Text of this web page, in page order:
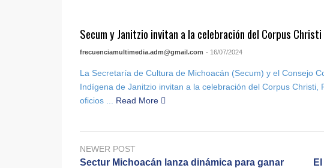
Secum y Janitzio invitan a la celebración del Corpus
frecuenciamultimedia.adm@gmail.com - 16/07/2024
La Secretaría de Cultura de Michoacán (Secum) y el Consejo
Indígena de Janitzio invitan a la celebración del Corpus Christi,
oficios ... Read More
NEWER POST
Sectur Michoacán lanza dinámica para ganar